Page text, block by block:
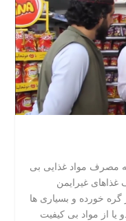
مصرف مواد غذایی بی
غذاهای غیرایمن
خورده و بسیاری ها
یا از مواد بی کیفیت